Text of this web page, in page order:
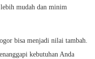
mudah dan minim
bisa menjadi nilai tambah.
kebutuhan Anda